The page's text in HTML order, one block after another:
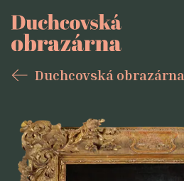
Duchcovská obrazárna